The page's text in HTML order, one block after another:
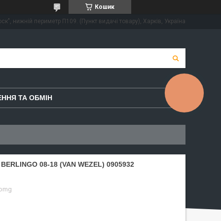
Кошик
нижній периметр П109. (Пункт видачі товару), Харків, Україна
ТА ОБМІН
08-18 (VAN WEZEL) 0905932